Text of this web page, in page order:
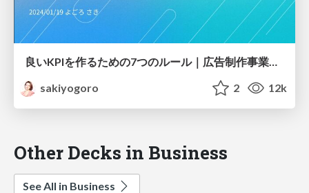
良いKPIを作るための7つのルール｜広告制作事業でゼロから作ったKPIモデル
sakiyogoro
2 12k
Other Decks in Business
See All in Business